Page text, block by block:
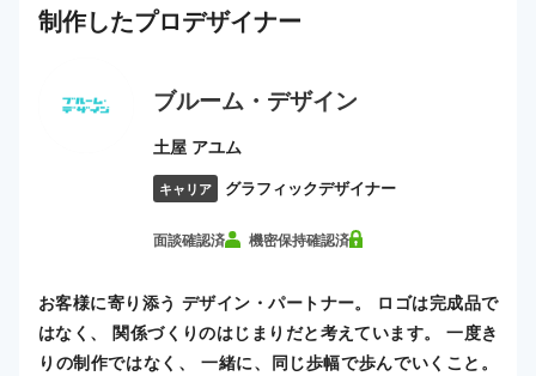
制作したプロデザイナー
ブルーム・デザイン
土屋 アユム
キャリア グラフィックデザイナー
面談確認済 機密保持確認済
お客様に寄り添う デザイン・パートナー。 ロゴは完成品で
はなく、 関係づくりのはじまりだと考えています。 一度き
りの制作ではなく、 一緒に、同じ歩幅で歩んでいくこと。